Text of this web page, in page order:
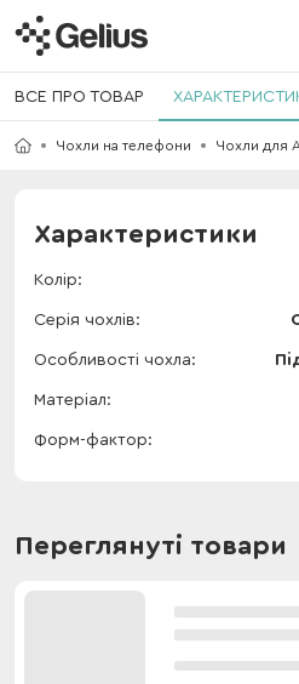
ВСЕ ПРО ТОВАР
Чохли на телефони Чохли для
Характеристики
Колір
Серія чохлів
Особливості чохла
Матеріал
Форм-фактор
Переглянуті товари